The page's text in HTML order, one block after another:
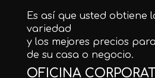
Es así que usted obtiene
variedad
y los mejores precios
de su casa o negocio.
OFICINA